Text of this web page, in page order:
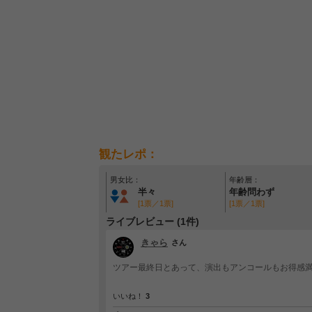
観たレポ：
男女比：
半々
[1票／1票]
年齢層：
年齢問わず
[1票／1票]
ライブレビュー (1件)
きゃら さん
ツアー最終日とあって、演出もアンコールもお得感
いいね！ 3